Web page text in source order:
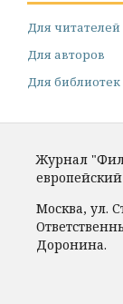
Для читателей
Для авторов
Для библиотек
Журнал
Москва, ул.
Доронина.